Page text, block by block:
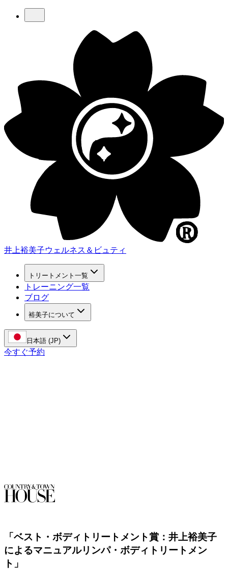
井上裕美子ウェルネス＆ビュティ
トリートメント一覧
トレーニング一覧
ブログ
裕美子について
日本語 (JP)
今すぐ予約
「ベスト・ボディトリートメント賞：井上裕美子
によるマニュアルリンパ・ボディトリートメン
ト」